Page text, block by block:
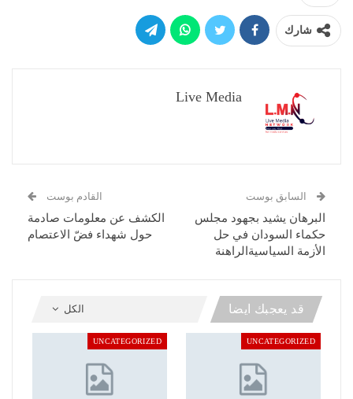
شارك
Live Media
السابق بوست
البرهان يشيد بجهود مجلس
حكماء السودان في حل
الأزمة السياسيةالراهنة
القادم بوست
الكشف عن معلومات صادمة
حول شهداء فضّ الاعتصام
الكل قد يعجبك ايضا
UNCATEGORIZED
UNCATEGORIZED